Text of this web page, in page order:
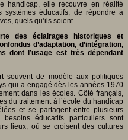
handicap, elle recouvre en réalité
éducatifs, de répondre à
quels qu’ils soient.
des éclairages historiques et
d’adaptation, d’intégration,
dont l’usage est très dépendant
souvent de modèle aux politiques
qui a engagé dès les années 1970
dans les écoles. Côté français,
du traitement à l’école du handicap
et se partagent entre plusieurs
éducatifs particuliers sont
lieux, où se croisent des cultures